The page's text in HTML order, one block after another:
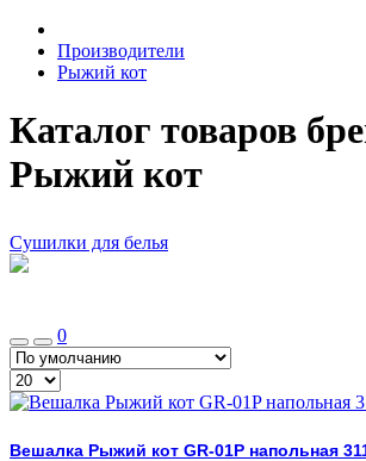
Производители
Рыжий кот
Каталог товаров
Рыжий кот
Сушилки для белья
0
Вешалка Рыжий кот GR-01P напольная